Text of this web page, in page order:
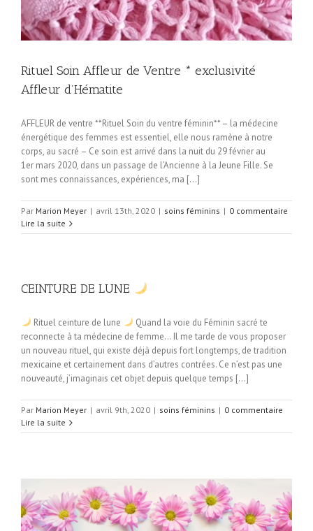
Rituel Soin Affleur de Ventre * exclusivité
Affleur d’Hématite
AFFLEUR de ventre **Rituel Soin du ventre féminin** – la médecine
énergétique des femmes est essentiel, elle nous ramène à notre
corps, au sacré – Ce soin est arrivé dans la nuit du 29 février au
1er mars 2020, dans un passage de l’Ancienne à la Jeune Fille. Se
sont mes connaissances, expériences, ma [...]
Par Marion Meyer | avril 13th, 2020 | soins féminins | 0 commentaire
Lire la suite
CEINTURE DE LUNE
Rituel ceinture de lune
Quand la voie du Féminin sacré te
reconnecte à ta médecine de femme… Il me tarde de vous proposer
un nouveau rituel, qui existe déjà depuis fort longtemps, de tradition
mexicaine et certainement dans d’autres contrées. Ce n’est pas une
nouveauté, j’imaginais cet objet depuis quelque temps [...]
Par Marion Meyer | avril 9th, 2020 | soins féminins | 0 commentaire
Lire la suite